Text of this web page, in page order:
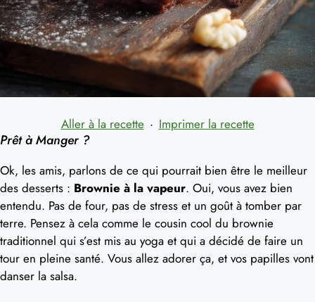
Aller à la recette · Imprimer la recette
Prêt à Manger ?
Ok, les amis, parlons de ce qui pourrait bien être le meilleur
des desserts : Brownie à la vapeur. Oui, vous avez bien
entendu. Pas de four, pas de stress et un goût à tomber par
terre. Pensez à cela comme le cousin cool du brownie
traditionnel qui s’est mis au yoga et qui a décidé de faire un
tour en pleine santé. Vous allez adorer ça, et vos papilles vont
danser la salsa.